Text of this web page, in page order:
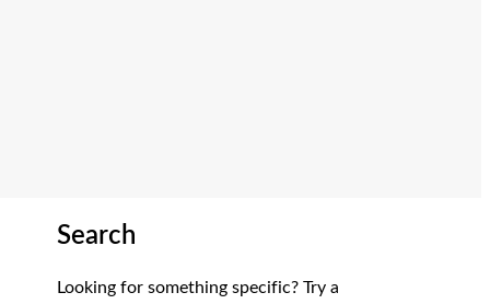
Search
Looking for something specific? Try a